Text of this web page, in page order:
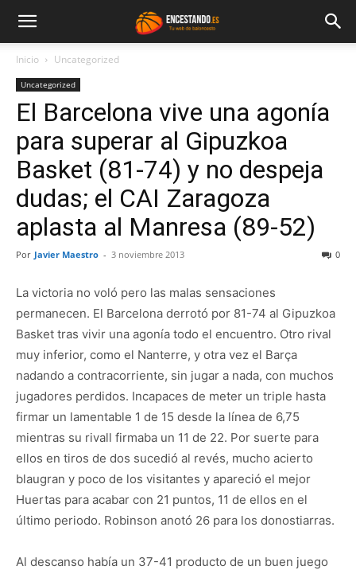
Inicio Uncategorized
Uncategorized
El Barcelona vive una agonía
para superar al Gipuzkoa
Basket (81-74) y no despeja
dudas; el CAI Zaragoza
aplasta al Manresa (89-52)
Por Javier Maestro - 3 noviembre 2013 0
La victoria no voló pero las malas sensaciones
permanecen. El Barcelona derrotó por 81-74 al Gipuzkoa
Basket tras vivir una agonía todo el encuentro. Otro rival
muy inferior, como el Nanterre, y otra vez el Barça
nadando a contracorriente, sin jugar a nada, con muchos
jugadores perdidos. Incapaces de meter un triple hasta
firmar un lamentable 1 de 15 desde la línea de 6,75
mientras su rivall firmaba un 11 de 22. Por suerte para
ellos en tiros de dos sucedió al revés, mucho acierto
blaugran y poco de los visitantes y apareció el mejor
Huertas para acabar con 21 puntos, 11 de ellos en el
último periodo. Robinson anotó 26 para los donostiarras.
Al descanso había un 37-41 producto de un buen juego